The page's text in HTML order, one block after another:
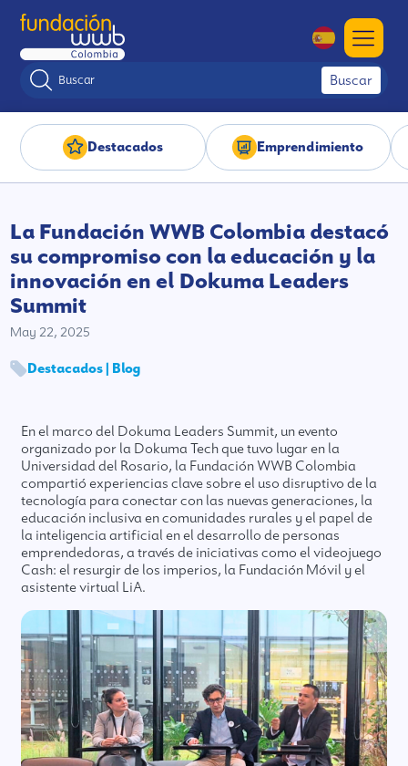
Buscar
Destacados Emprendimiento
La Fundación WWB Colombia destacó
su compromiso con la educación y la
innovación en el Dokuma Leaders
Summit
May 22, 2025
Destacados | Blog
En el marco del Dokuma Leaders Summit, un evento
organizado por la Dokuma Tech que tuvo lugar en la
Universidad del Rosario, la Fundación WWB Colombia
compartió experiencias clave sobre el uso disruptivo de la
tecnología para conectar con las nuevas generaciones, la
educación inclusiva en comunidades rurales y el papel de
la inteligencia artificial en el desarrollo de personas
emprendedoras, a través de iniciativas como el videojuego
Cash: el resurgir de los imperios, la Fundación Móvil y el
asistente virtual LiA.